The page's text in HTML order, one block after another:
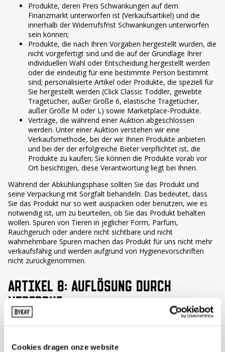
Cookies dragen onze website
Produkte, deren Preis Schwankungen auf dem
Finanzmarkt unterworfen ist (Verkaufsartikel) und die
innerhalb der Widerrufsfrist Schwankungen unterworfen
sein können;
Produkte, die nach Ihren Vorgaben hergestellt wurden, die
nicht vorgefertigt sind und die auf der Grundlage Ihrer
individuellen Wahl oder Entscheidung hergestellt werden
oder die eindeutig für eine bestimmte Person bestimmt
sind; personalisierte Artikel oder Produkte, die speziell für
Sie hergestellt werden (Click Classic Toddler, gewebte
Tragetücher, außer Größe 6, elastische Tragetücher,
außer Größe M oder L) sowie Marketplace-Produkte.
Verträge, die während einer Auktion abgeschlossen
werden. Unter einer Auktion verstehen wir eine
Verkaufsmethode, bei der wir Ihnen Produkte anbieten
und bei der der erfolgreiche Bieter verpflichtet ist, die
Produkte zu kaufen; Sie können die Produkte vorab vor
Ort besichtigen, diese Verantwortung liegt bei Ihnen.
Während der Abkühlungsphase sollten Sie das Produkt und
seine Verpackung mit Sorgfalt behandeln. Das bedeutet, dass
Sie das Produkt nur so weit auspacken oder benutzen, wie es
notwendig ist, um zu beurteilen, ob Sie das Produkt behalten
wollen. Spuren von Tieren in jeglicher Form, Parfüm,
Rauchgeruch oder andere nicht sichtbare und nicht
wahrnehmbare Spuren machen das Produkt für uns nicht mehr
verkaufsfähig und werden aufgrund von Hygienevorschriften
nicht zurückgenommen.
ARTIKEL 8: AUFLÖSUNG DURCH
WIDERRUF